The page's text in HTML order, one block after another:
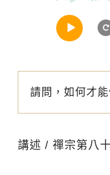
請問，如何才
講述 / 禪宗第八